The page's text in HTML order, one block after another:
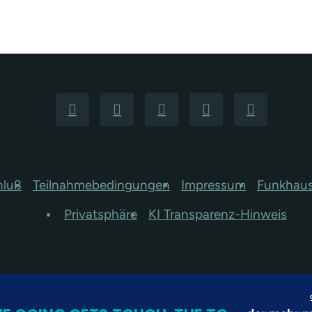
Teilnahmebedingungen Impressum
Privatsphäre
KI Transparenz-Hinweis